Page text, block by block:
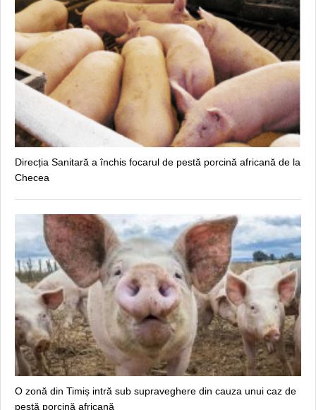
Direcția Sanitară a închis focarul de pestă porcină africană de la
Checea
O zonă din Timiș intră sub supraveghere din cauza unui caz de
pestă porcină africană